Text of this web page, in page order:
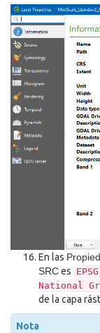
En las
SRCes
National
de la capa
Nota